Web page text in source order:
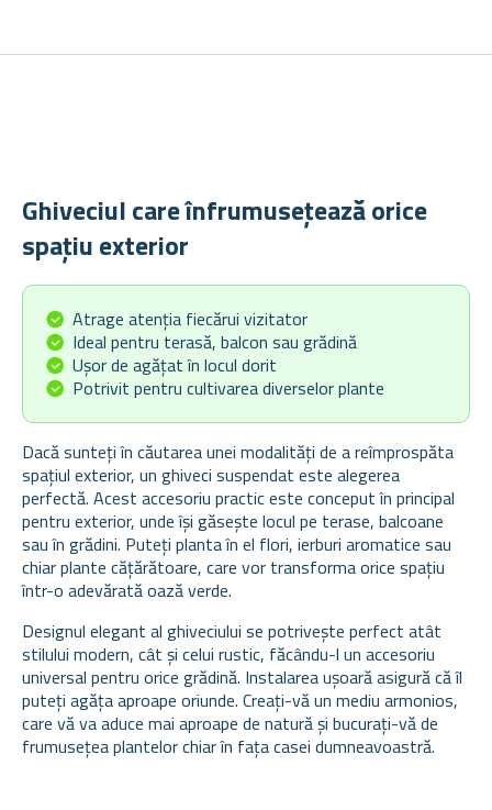
Ghiveciul care înfrumusețează orice
spațiu exterior
Atrage atenția fiecărui vizitator
Ideal pentru terasă, balcon sau grădină
Ușor de agățat în locul dorit
Potrivit pentru cultivarea diverselor plante
Dacă sunteți în căutarea unei modalități de a reîmprospăta
spațiul exterior, un ghiveci suspendat este alegerea
perfectă. Acest accesoriu practic este conceput în principal
pentru exterior, unde își găsește locul pe terase, balcoane
sau în grădini. Puteți planta în el flori, ierburi aromatice sau
chiar plante cățărătoare, care vor transforma orice spațiu
într-o adevărată oază verde.
Designul elegant al ghiveciului se potrivește perfect atât
stilului modern, cât și celui rustic, făcându-l un accesoriu
universal pentru orice grădină. Instalarea ușoară asigură că îl
puteți agăța aproape oriunde. Creați-vă un mediu armonios,
care vă va aduce mai aproape de natură și bucurați-vă de
frumusețea plantelor chiar în fața casei dumneavoastră.